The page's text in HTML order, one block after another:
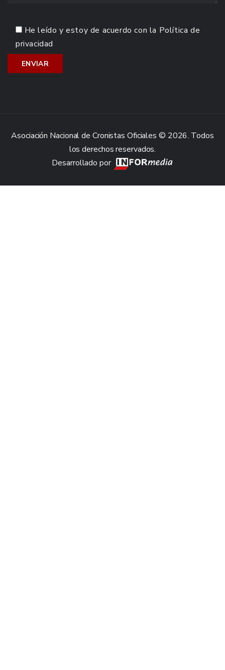
He leído y estoy de acuerdo con la Política de
privacidad
Asociación Nacional de Cronistas Oficiales © 2026. Todos
los derechos reservados.
Desarrollado por